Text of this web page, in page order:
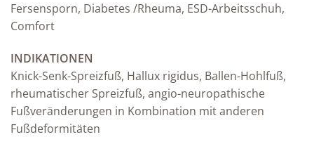
Fersensporn, Diabetes /Rheuma, ESD-Arbeitsschuh,
Comfort
INDIKATIONEN
Knick-Senk-Spreizfuß, Hallux rigidus, Ballen-Hohlfuß,
rheumatischer Spreizfuß, angio-neuropathische
Fußveränderungen in Kombination mit anderen
Fußdeformitäten